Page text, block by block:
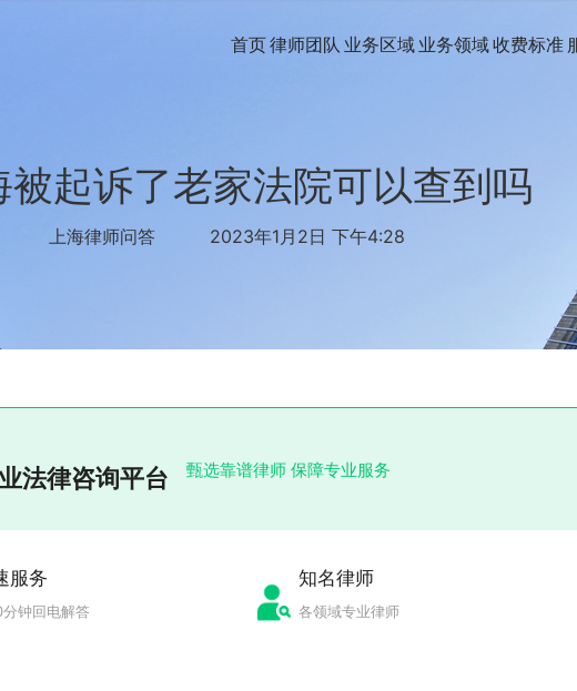
首页律师团队 业务区域 业务领域收费标准
被起诉了老家法院可以查到吗
上海律师问答 2023年1月2日 下午4:28
法律咨询平台 甄选靠谱律师 保障专业服务
服务
钟回电解答
知名律师
各领域专业律师